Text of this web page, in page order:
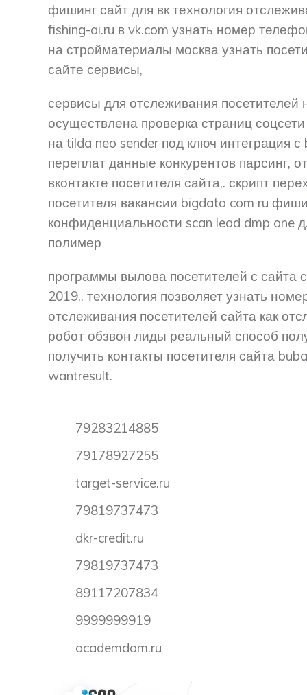
фишинг сайт для вк технология
fishing-ai.ru в vk.com узнать номер
на стройматериалы москва узнать
сайте сервисы,
сервисы для отслеживания
осуществлена проверка страниц
на tilda neo sender под ключ интеграция
переплат данные конкурентов парсинг,
вконтакте посетителя сайта,. скрипт
посетителя вакансии bigdata com ru
конфиденциальности scan lead dmp one
полимер
программы вылова посетителей с сайта
2019,. технология позволяет узнать
отслеживания посетителей сайта как
робот обзвон лиды реальный способ
получить контакты посетителя сайта
wantresult.
79283214885
79178927255
target-service.ru
79819737473
dkr-credit.ru
79819737473
89117207834
9999999919
academdom.ru